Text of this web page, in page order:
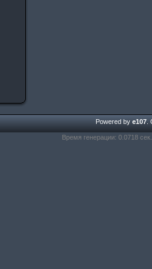
Powered by e107
Время генерации: 0.0718